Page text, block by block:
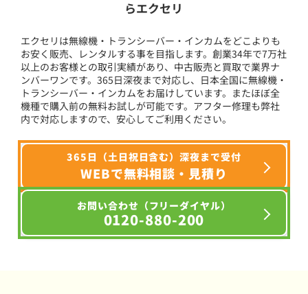
らエクセリ
エクセリは無線機・トランシーバー・インカムをどこよりも
お安く販売、レンタルする事を目指します。創業34年で7万社
以上のお客様との取引実績があり、中古販売と買取で業界ナ
ンバーワンです。365日深夜まで対応し、日本全国に無線機・
トランシーバー・インカムをお届けしています。またほぼ全
機種で購入前の無料お試しが可能です。アフター修理も弊社
内で対応しますので、安心してご利用ください。
365日（土日祝日含む）深夜まで受付
WEBで無料相談・見積り
お問い合わせ（フリーダイヤル）
0120-880-200